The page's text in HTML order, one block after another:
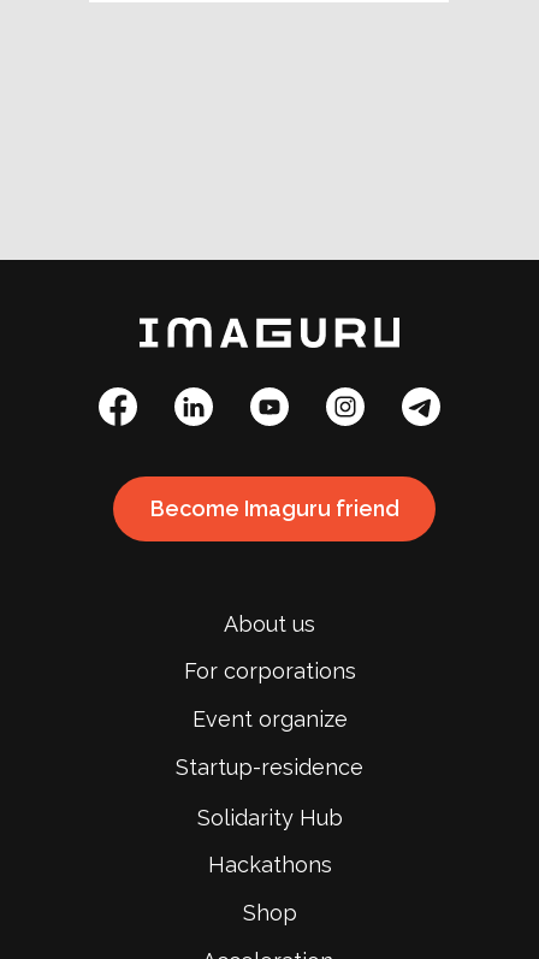
About us
For corporations
Event organize
Startup-residence
Solidarity Hub
Hackathons
Shop
Become Imaguru friend